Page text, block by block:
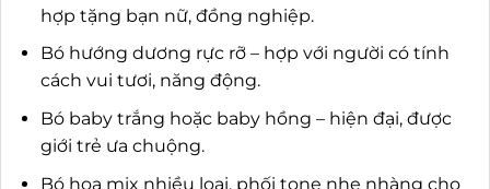
hợp tặng bạn nữ, đồng nghiệp.
Bó hướng dương rực rỡ – hợp với người có tính
cách vui tươi, năng động.
Bó baby trắng hoặc baby hồng – hiện đại, được
giới trẻ ưa chuộng.
Bó hoa mix nhiều loại, phối tone nhẹ nhàng cho